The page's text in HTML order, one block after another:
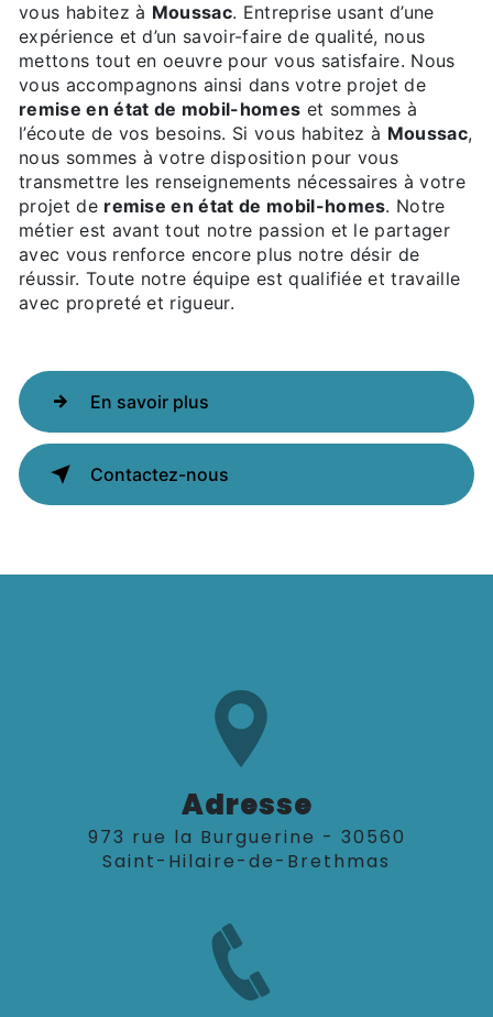
vous habitez à Moussac. Entreprise usant d’une
expérience et d’un savoir-faire de qualité, nous
mettons tout en oeuvre pour vous satisfaire. Nous
vous accompagnons ainsi dans votre projet de
remise en état de mobil-homes et sommes à
l’écoute de vos besoins. Si vous habitez à Moussac,
nous sommes à votre disposition pour vous
transmettre les renseignements nécessaires à votre
projet de remise en état de mobil-homes. Notre
métier est avant tout notre passion et le partager
avec vous renforce encore plus notre désir de
réussir. Toute notre équipe est qualifiée et travaille
avec propreté et rigueur.
En savoir plus
Contactez-nous
Adresse
973 rue la Burguerine - 30560
Saint-Hilaire-de-Brethmas